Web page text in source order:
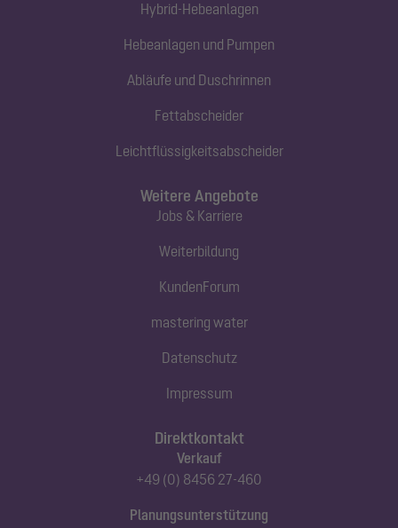
Hybrid-Hebeanlagen
Hebeanlagen und Pumpen
Abläufe und Duschrinnen
Fettabscheider
Leichtflüssigkeitsabscheider
Direktkontakt
Verkauf
+49 (0) 8456 27-460
Planungsunterstützung
Weitere Angebote
Jobs & Karriere
Weiterbildung
KundenForum
mastering water
Datenschutz
Impressum